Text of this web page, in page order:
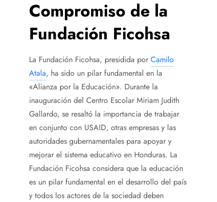
Compromiso de la
Fundación Ficohsa
La Fundación Ficohsa, presidida por Camilo
Atala, ha sido un pilar fundamental en la
«Alianza por la Educación». Durante la
inauguración del Centro Escolar Miriam Judith
Gallardo, se resaltó la importancia de trabajar
en conjunto con USAID, otras empresas y las
autoridades gubernamentales para apoyar y
mejorar el sistema educativo en Honduras. La
Fundación Ficohsa considera que la educación
es un pilar fundamental en el desarrollo del país
y todos los actores de la sociedad deben